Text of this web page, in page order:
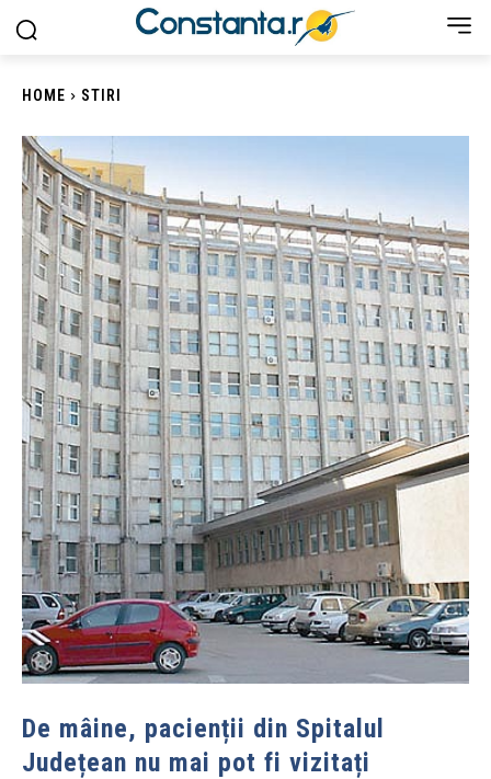
HOME STIRI
De mâine, pacienții din Spitalul
Județean nu mai pot fi vizitați